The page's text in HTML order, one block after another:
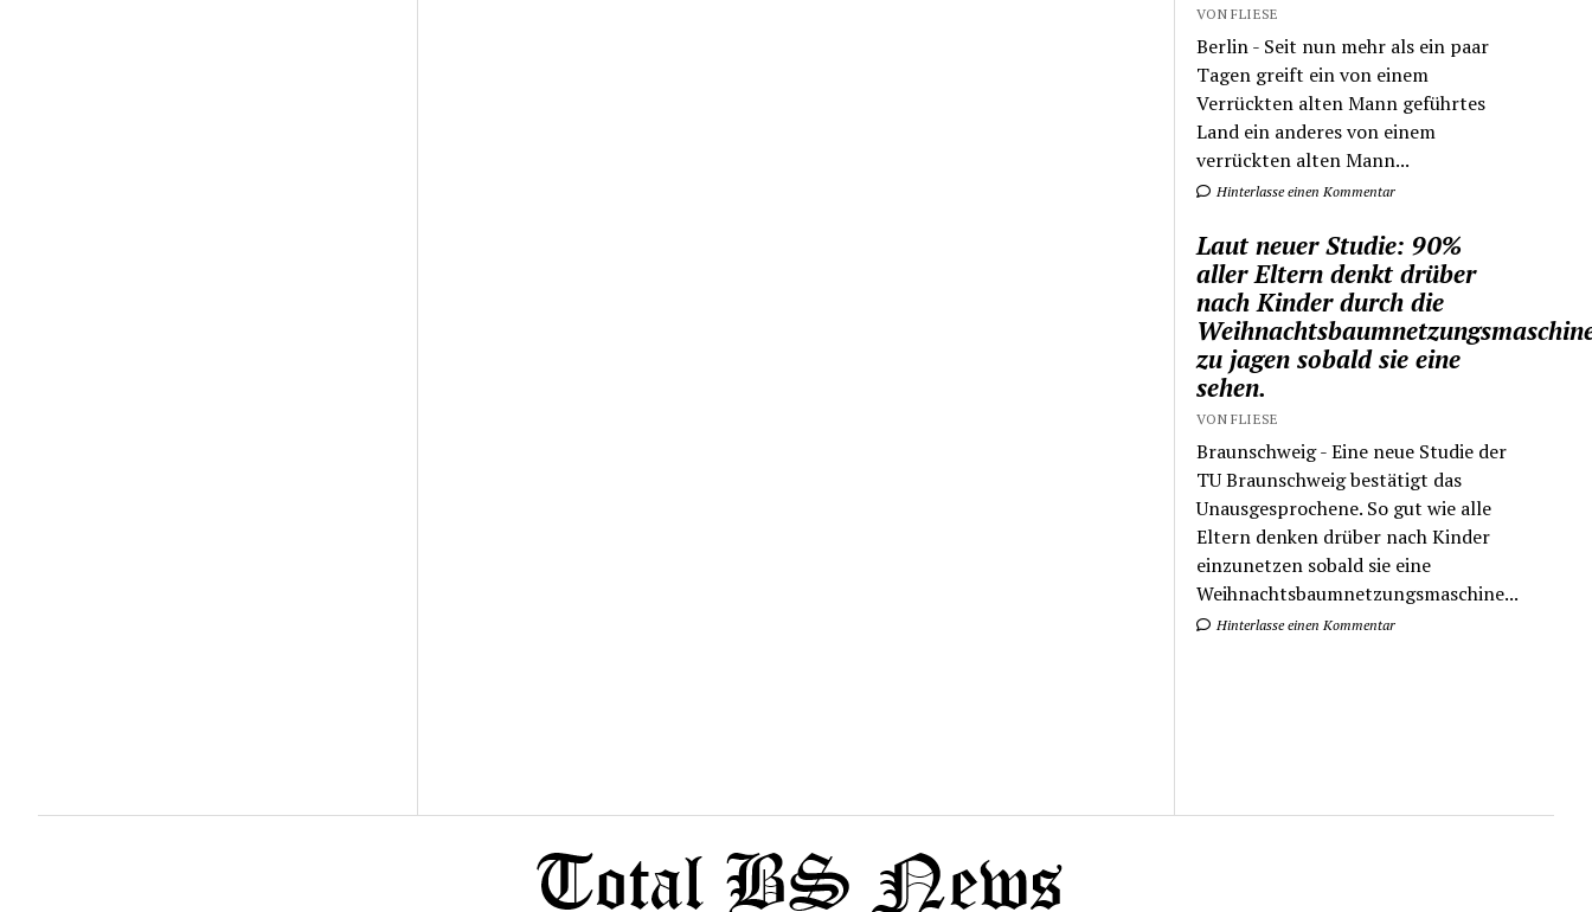
VON FLIESE
Berlin - Seit nun mehr als ein paar
Tagen greift ein von einem
Verrückten alten Mann geführtes
Land ein anderes von einem
verrückten alten Mann...
Hinterlasse einen Kommentar
Laut neuer Studie: 90%
aller Eltern denkt drüber
nach Kinder durch die
zu jagen sobald sie eine
sehen.
VON FLIESE
Braunschweig - Eine neue Studie der
TU Braunschweig bestätigt das
Unausgesprochene. So gut wie alle
Eltern denken drüber nach Kinder
einzunetzen sobald sie eine
Weihnachtsbaumnetzungsmaschine...
Hinterlasse einen Kommentar